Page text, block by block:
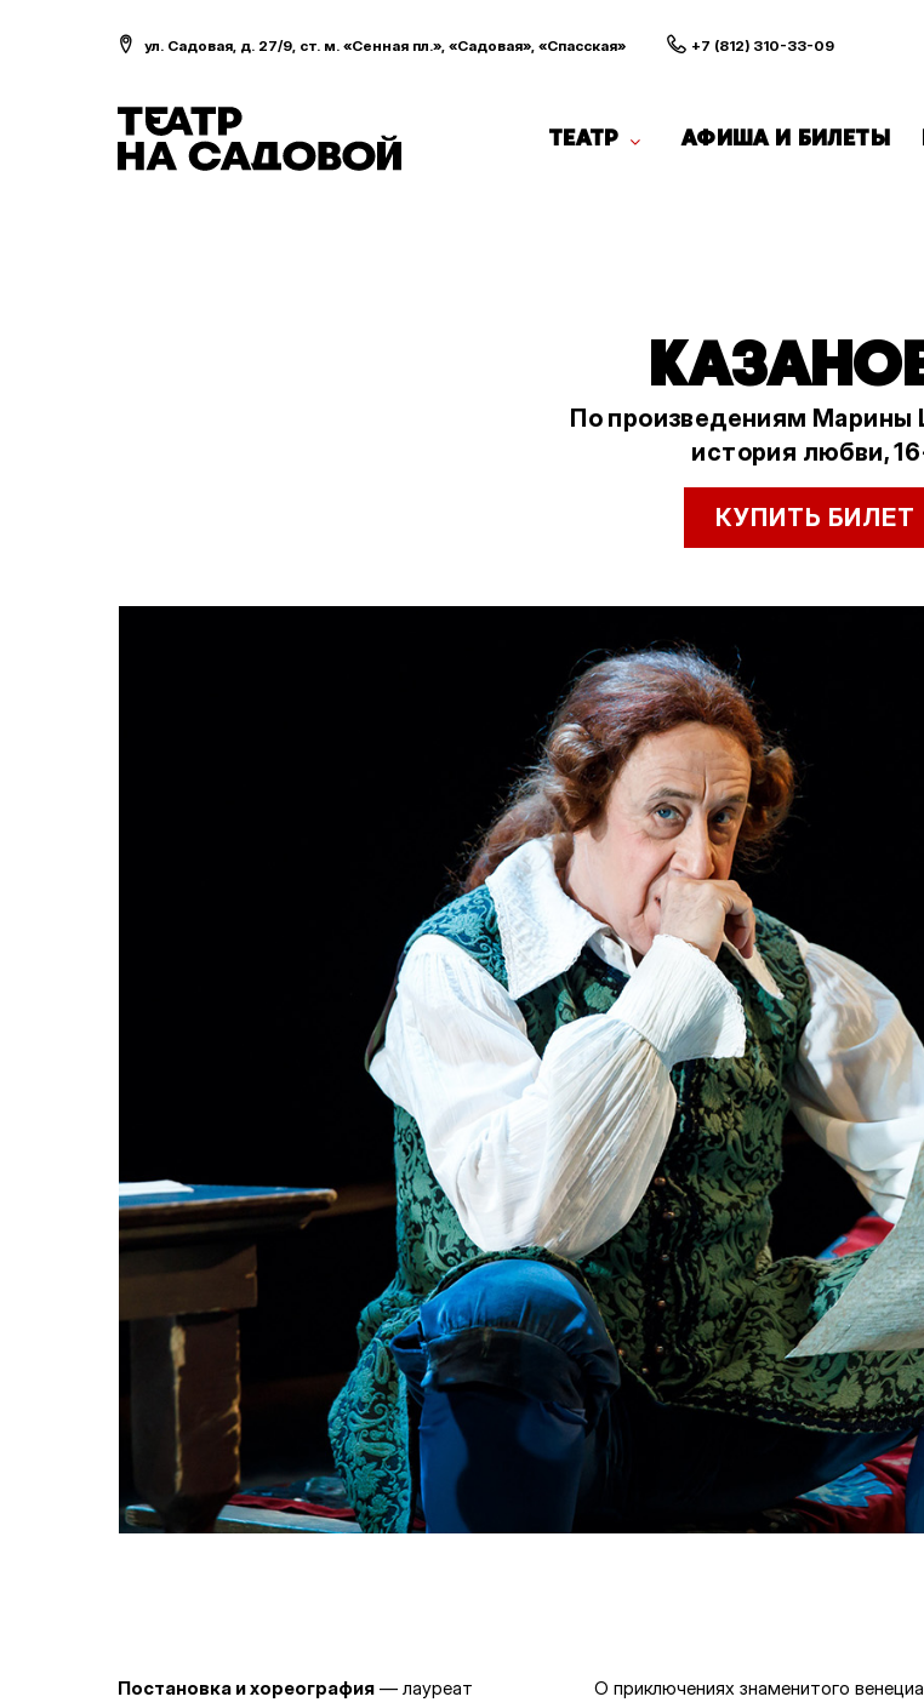
ул. Садовая, д. 27/9, ст. м. «Сенная пл.», «Садовая», «Спасская» +7 (812) 310-33-09
ТЕАТР АФИША И БИЛЕТЫ
По произведениям Марины
история любви,
КУПИТЬ БИЛЕТ
Постановка и хореография — лауреат
О приключениях знаменитого